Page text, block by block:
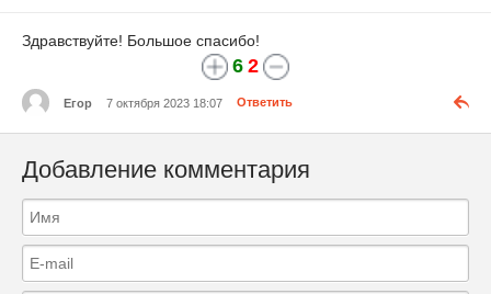
Здравствуйте! Большое спасибо!
6 2
Егор 7 октября 2023 18:07 Ответить
Добавление комментария